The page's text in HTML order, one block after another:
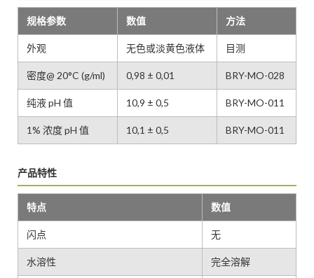
规格参数 数值 方法
外观 无色或淡黄色液体 目测
密度@ 20°C (g/ml) 0,98 ± 0,01 BRY-MO-028
纯液 pH 值 10,9 ± 0,5 BRY-MO-011
1% 浓度 pH 值 10,1 ± 0,5 BRY-MO-011
产品特性
特点 数值
闪点 无
水溶性 完全溶解